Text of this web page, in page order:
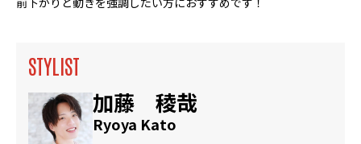
STYLIST
加藤 稜哉
Ryoya Kato